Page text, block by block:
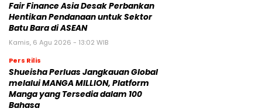
Fair Finance Asia Desak Perbankan
Hentikan Pendanaan untuk Sektor
Batu Bara di ASEAN
Kamis, 6 Agu 2026 - 13:02 WIB
Pers Rilis
Shueisha Perluas Jangkauan Global
melalui MANGA MILLION, Platform
Manga yang Tersedia dalam 100
Bahasa